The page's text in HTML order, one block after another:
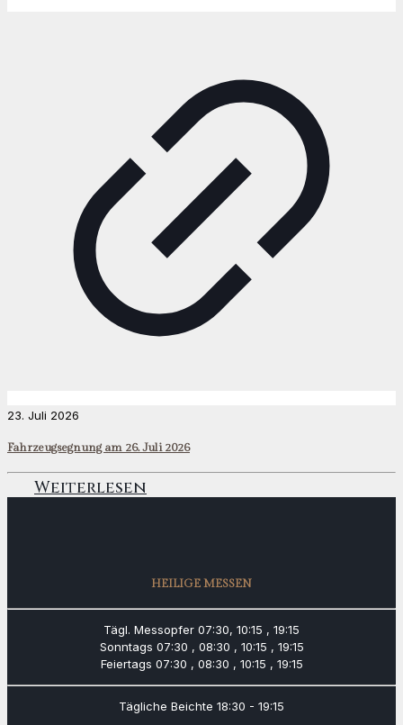
23. Juli 2026
Fahrzeugsegnung am 26. Juli 2026
Weiterlesen
HEILIGE MESSEN
Tägl. Messopfer 07:30, 10:15 , 19:15
Sonntags 07:30 , 08:30 , 10:15 , 19:15
Feiertags 07:30 , 08:30 , 10:15 , 19:15
Tägliche Beichte 18:30 - 19:15